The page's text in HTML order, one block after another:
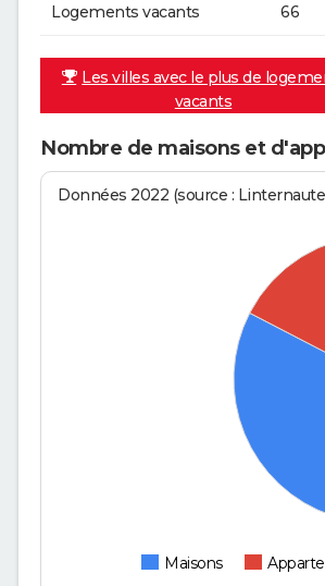
Logements vacants 66
Les villes avec le plus de
vacants
Nombre de maisons et
Données 2022 (source :
Maisons